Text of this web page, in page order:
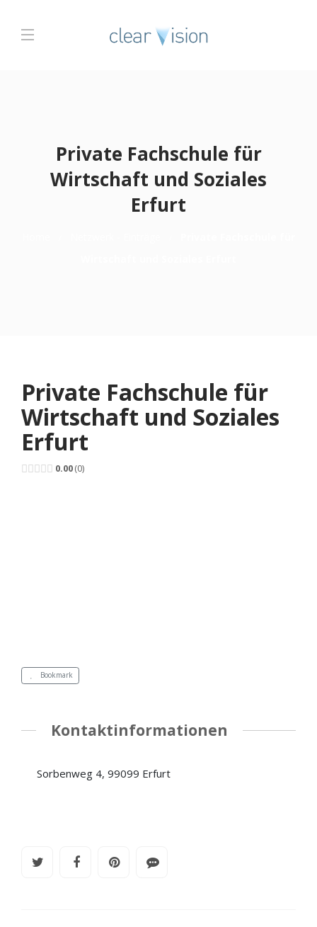
Private Fachschule für
Wirtschaft und Soziales
Erfurt
Private Fachschule für
Wirtschaft und Soziales
Erfurt
0.00 0
Bookmark
Kontaktinformationen
Sorbenweg 4, 99099 Erfurt